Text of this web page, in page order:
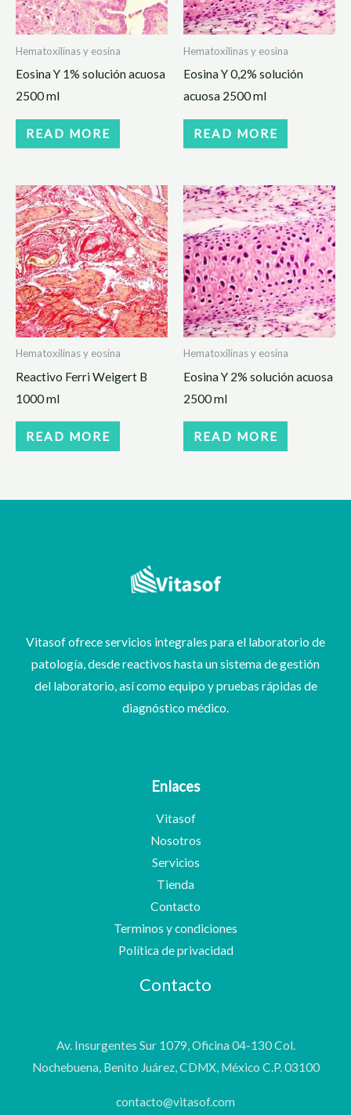
Hematoxilinas y eosina
Eosina Y 1% solución acuosa
2500 ml
READ MORE
Hematoxilinas y eosina
Eosina Y 0,2% solución
acuosa 2500 ml
READ MORE
Hematoxilinas y eosina
Reactivo Ferri Weigert B
1000 ml
READ MORE
Hematoxilinas y eosina
Eosina Y 2% solución acuosa
2500 ml
READ MORE
Vitasof ofrece servicios integrales para el laboratorio de
patología, desde reactivos hasta un sistema de gestión
del laboratorio, así como equipo y pruebas rápidas de
diagnóstico médico.
Enlaces
Vitasof
Nosotros
Servicios
Tienda
Contacto
Terminos y condiciones
Política de privacidad
Contacto
Av. Insurgentes Sur 1079, Oficina 04-130 Col.
Nochebuena, Benito Juárez, CDMX, México C.P. 03100
contacto@vitasof.com